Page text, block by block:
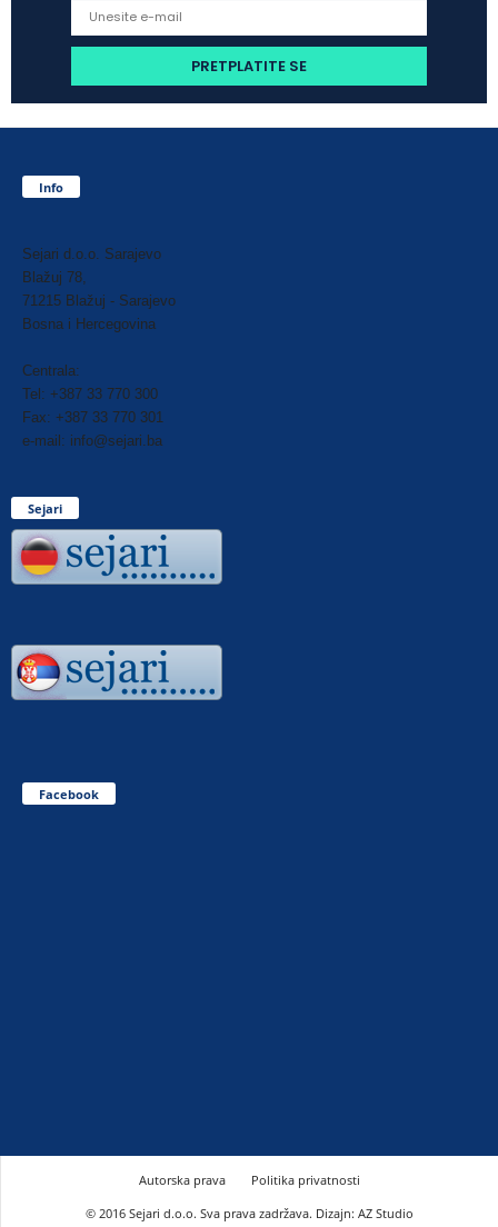
Info
Sejari d.o.o. Sarajevo
Blažuj 78,
71215 Blažuj - Sarajevo
Bosna i Hercegovina
Centrala:
Tel: +387 33 770 300
Fax: +387 33 770 301
e-mail: info@sejari.ba
Sejari
Facebook
Autorska prava
Politika privatnosti
© 2016 Sejari d.o.o. Sva prava zadržava. Dizajn: AZ Studio